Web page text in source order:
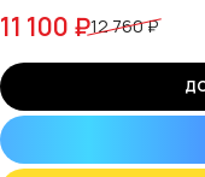
11 100 ₽12 760 ₽